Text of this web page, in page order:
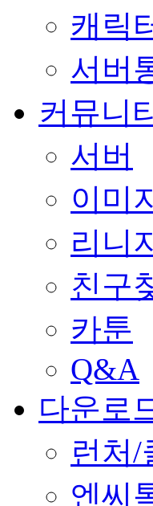
캐릭
서버
커뮤니
서버
이미
리니
친구
카툰
Q&A
다운로
런처/
엔씨